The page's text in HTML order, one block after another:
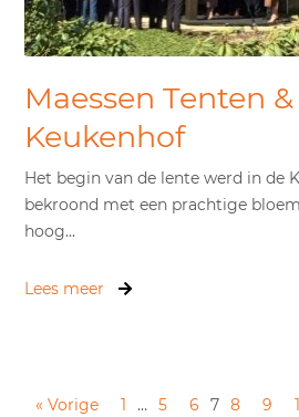
Maessen Tenten
Keukenhof
Het begin van de lente werd in de
bekroond met een prachtige
hoog...
Lees meer
« Vorige 1 … 5 6 7 8 9